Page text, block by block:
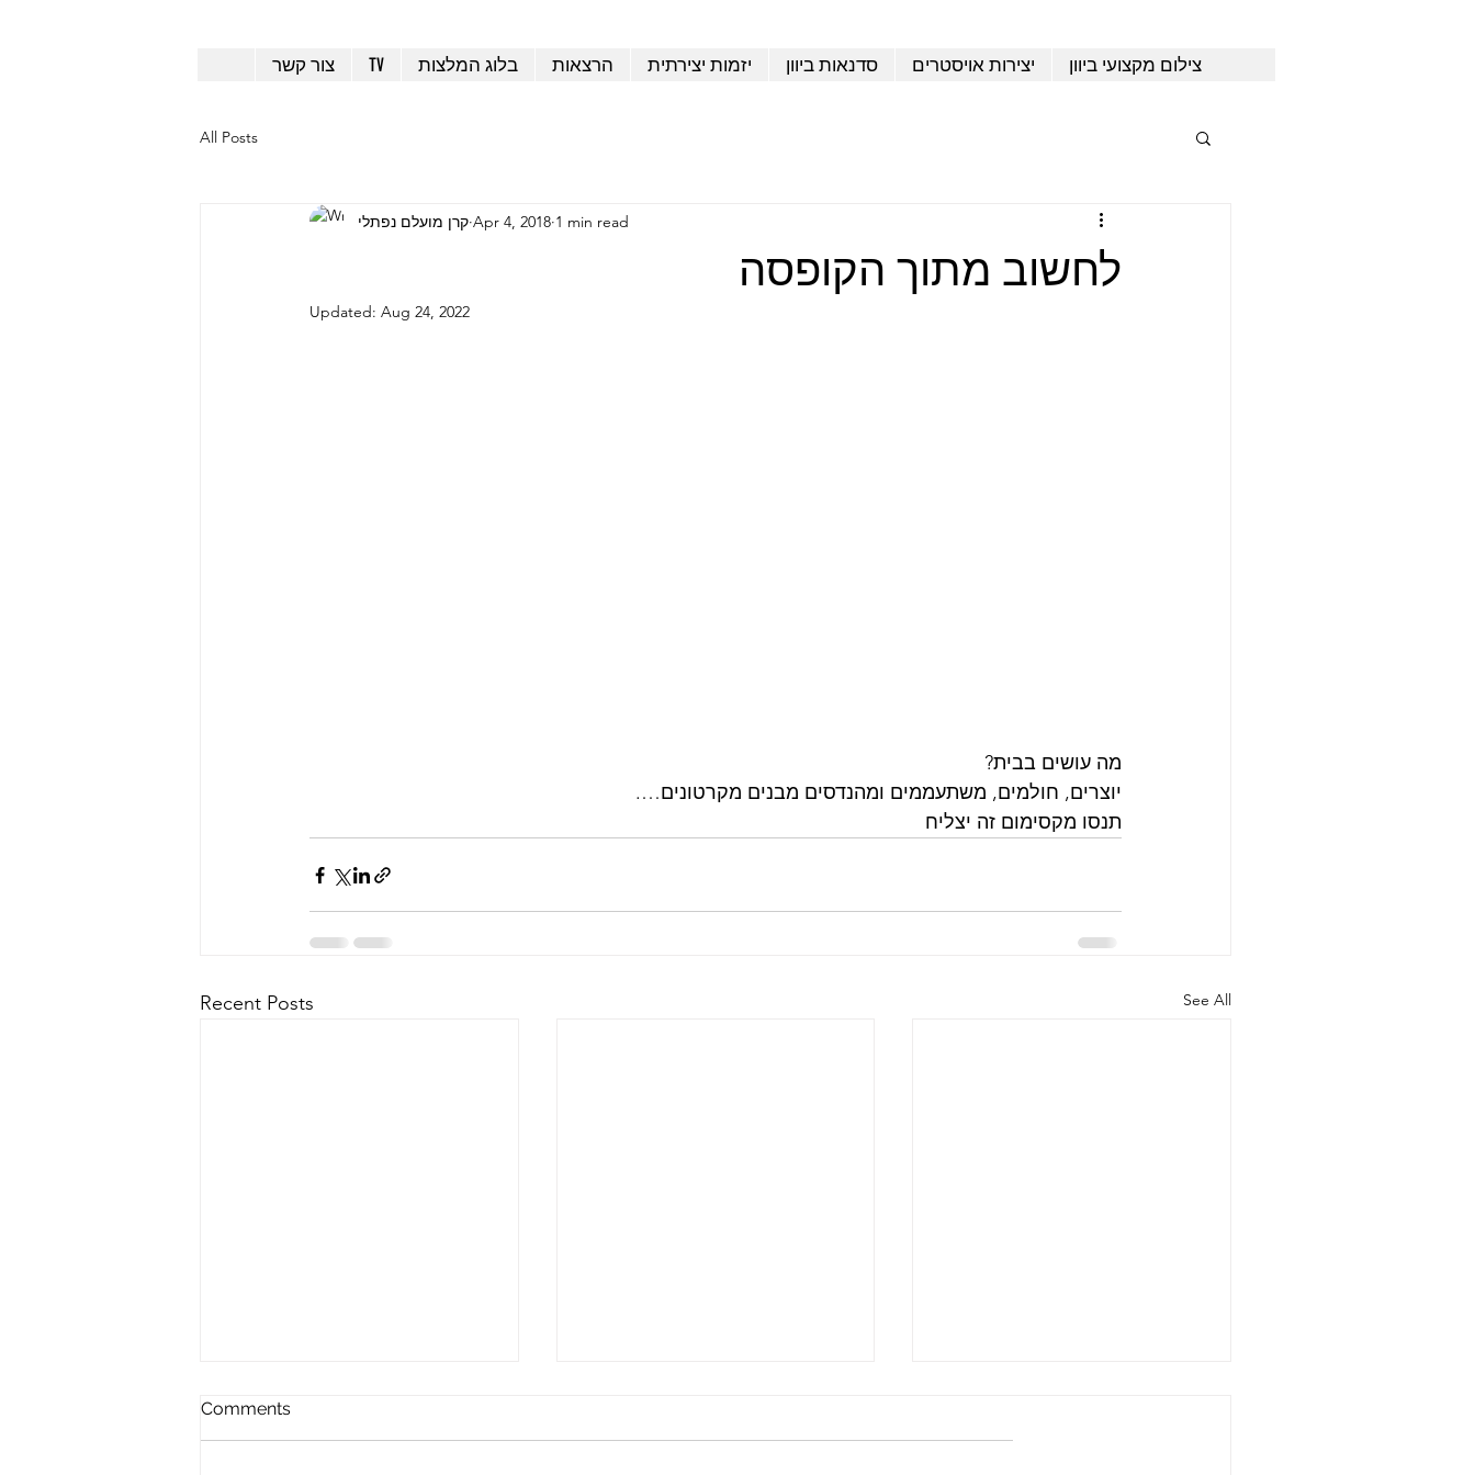
צור קשר TV בלוג המלצות הרצאות יזמות יצירתית סדנאות ביוון יצירות אויסטרים צילום מקצועי ביוון
All Posts
לחשוב מתוך הקופסה
קרן מועלם נפתלי Apr 4, 2018 1 min read
Updated: Aug 24, 2022
מה עושים בבית?
יוצרים, חולמים, משתעממים ומהנדסים מבנים מקרטונים….
תנסו מקסימום זה יצליח
Recent Posts See All
Comments